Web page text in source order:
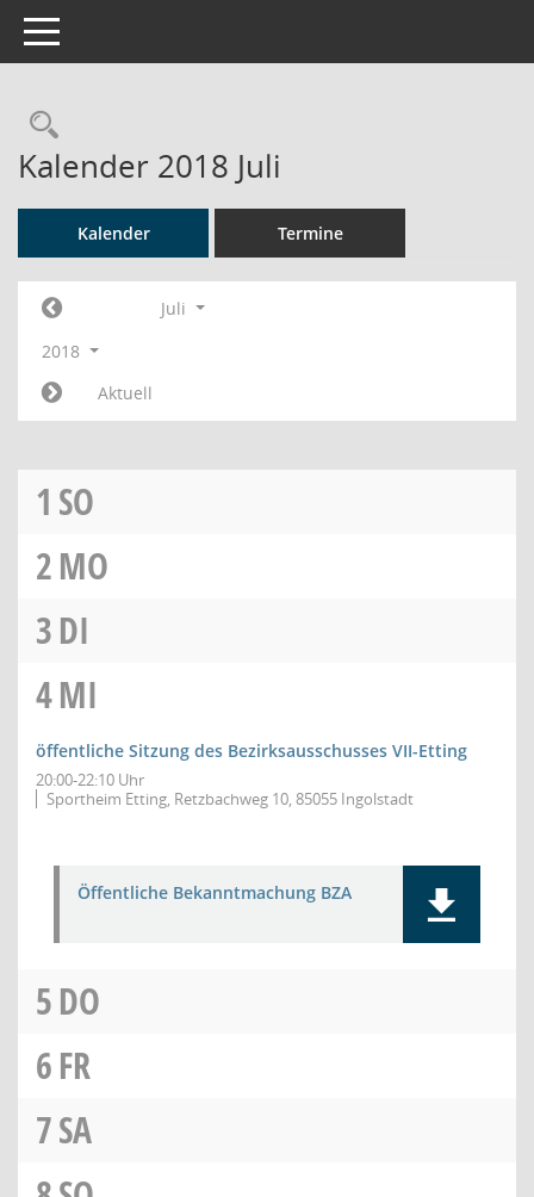
Toggle navigation
Rechercheauswahl
Kalender 2018 Juli
Kalender Termine
Juli
2018
Aktuell
1 SO
2MO
3DI
4MI
öffentliche Sitzung des Bezirksausschusses VII-Etting
20:00-22:10 Uhr
Sportheim Etting, Retzbachweg 10, 85055 Ingolstadt
Öffentliche Bekanntmachung BZA
5DO
6FR
7SA